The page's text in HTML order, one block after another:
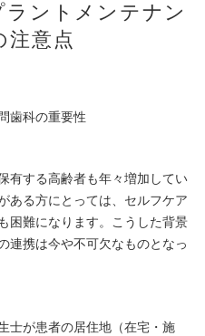
ントメンテナン
注意点
歯科の重要性
有する高齢者も年々増加してい
ある方にとっては、セルフケア
困難になります。こうした背景
連携は今や不可欠なものとなっ
士が患者の居住地（在宅・施